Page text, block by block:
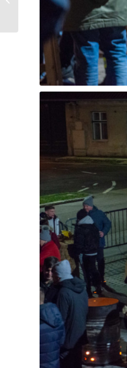
S1 Tunnel Vösendorf